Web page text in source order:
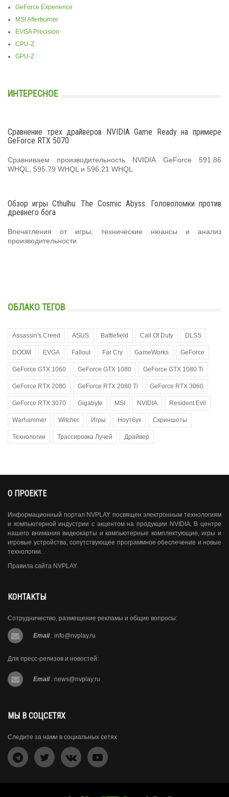
GeForce Experience
MSI Afterburner
EVGA Precision
CPU-Z
GPU-Z
ИНТЕРЕСНОЕ
Сравнение трех драйверов NVIDIA Game Ready на примере
GeForce RTX 5070
Сравниваем производительность NVIDIA GeForce 591.86
WHQL, 595.79 WHQL и 596.21 WHQL
Обзор игры Cthulhu: The Cosmic Abyss. Головоломки против
древнего бога
Впечатления от игры, технические нюансы и анализ
производительности
ОБЛАКО ТЕГОВ
Assassin's Creed ASUS Battlefield Call Of Duty DLSS
DOOM EVGA Fallout Far Cry GameWorks GeForce
GeForce GTX 1060 GeForce GTX 1080 GeForce GTX 1080 Ti
GeForce RTX 2080 GeForce RTX 2080 Ti GeForce RTX 3060
GeForce RTX 3070 Gigabyte MSI NVIDIA Resident Evil
Warhammer Witcher Игры Ноутбук Скриншоты
Технологии Трассировка Лучей Драйвер
О ПРОЕКТЕ
Информационный портал NVPLAY посвящен электронным технологиям
и компьютерной индустрии с акцентом на продукции NVIDIA. В центре
нашего внимания видеокарты и компьютерные комплектующие, игры и
игровые устройства, сопутствующее программное обеспечение и новые
технологии.
Правила сайта NVPLAY
КОНТАКТЫ
Сотрудничество, размещение рекламы и общие вопросы:
Email : info@nvplay.ru
Для пресс-релизов и новостей:
Email : news@nvplay.ru
МЫ В СОЦСЕТЯХ
Следите за нами в социальных сетях